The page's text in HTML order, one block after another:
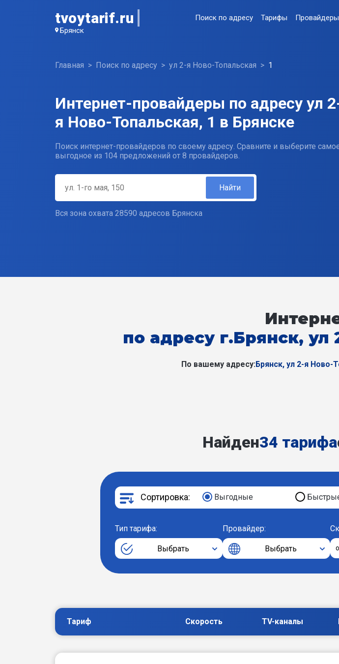
tvoytarif.ru
Брянск
Поиск по адресу Тарифы Провайдеры
Главная Поиск по адресу ул 2-я Ново-Топальская 1
Интернет-провайдеры по адресу ул
я Ново-Топальская, 1 в Брянске
Поиск интернет-провайдеров по своему адресу. Сравните и выберите
выгодное из 104 предложений от 8 провайдеров.
Найти
Вся зона охвата 28590 адресов Брянска
по адресу г.Брянск, ул
По вашему адресу: Брянск, ул 2-я Ново-
Найден34 тарифа
Сортировка: Выгодные
Тип тарифа:
Выбрать
Провайдер:
Выбрать
Тариф Скорость TV-каналы